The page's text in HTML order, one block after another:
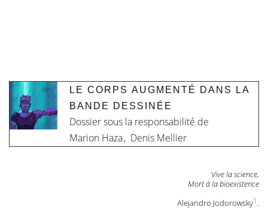
LE CORPS AUGMENTÉ DANS LA
BANDE DESSINÉE
Dossier sous la responsabilité de
Marion Haza, Denis Mellier
Vive la science,
Mort à la bioexistence
Alejandro Jodorowsky1 .